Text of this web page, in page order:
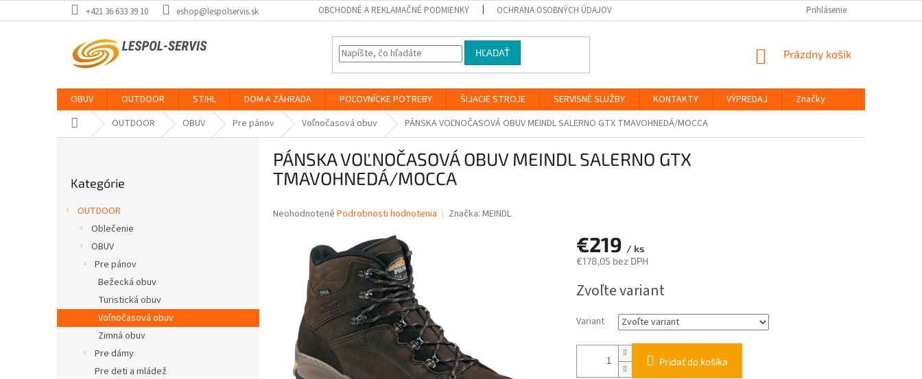
na
+421 36 633 39 10 eshop@lespolservis.sk OBCHODNÉ A REKLAMAČNÉ PODMIENKY OCHRANA OSOBNÝCH ÚDAJOV Prihlásenie
HĽADAŤ
NÁKUPNÝ
Prázdny košík
OBUV OUTDOOR STIHL DOM A ZÁHRADA POĽOVNÍCKE POTREBY ŠIJACIE STROJE SERVISNÉ SLUŽBY KONTAKTY VÝPREDAJ
Značky
Domov OUTDOOR OBUV Pre pánov Voľnočasová obuv PÁNSKA VOĽNOČASOVÁ OBUV MEINDL SALERNO GTX TMAVOHNEDÁ/MOCCA
kategórie
Kategórie
OUTDOOR
Oblečenie
OBUV
Pre pánov
Bežecká obuv
Turistická obuv
Voľnočasová obuv
Zimná obuv
Pre dámy
Pre deti a mládež
PÁNSKA VOĽNOČASOVÁ OBUV MEINDL SALERNO GTX
TMAVOHNEDÁ/MOCCA
Priemerné
hviezdičiek.
Neohodnotené Podrobnosti hodnotenia Značka: MEINDL
€219 / ks
€178,05 bez DPH
cena:
Zvoľte variant
Variant
Pridať do košíka